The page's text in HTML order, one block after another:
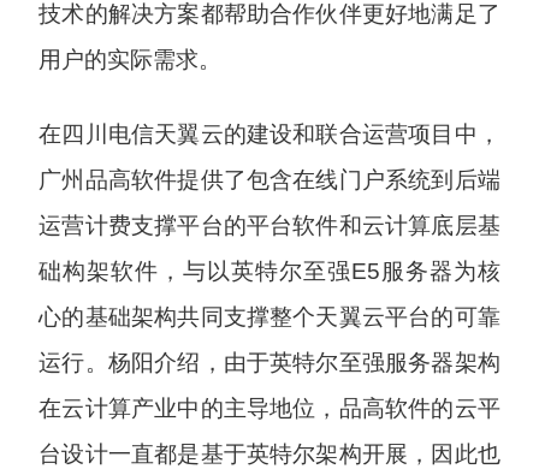
技术的解决方案都帮助合作伙伴更好地满足了
用户的实际需求。
在四川电信天翼云的建设和联合运营项目中，
广州品高软件提供了包含在线门户系统到后端
运营计费支撑平台的平台软件和云计算底层基
础构架软件，与以英特尔至强E5服务器为核
心的基础架构共同支撑整个天翼云平台的可靠
运行。杨阳介绍，由于英特尔至强服务器架构
在云计算产业中的主导地位，品高软件的云平
台设计一直都是基于英特尔架构开展，因此也